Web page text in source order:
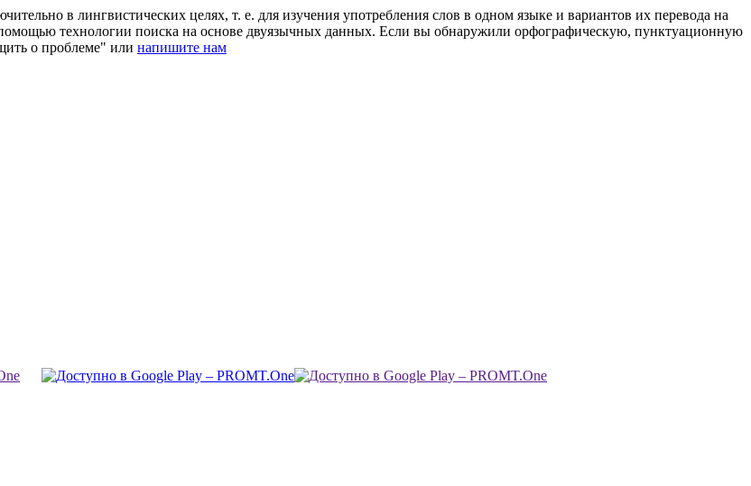
в лингвистических целях, т. е. для изучения употребления слов в одном языке и вариантов их перевода на
технологии поиска на основе двуязычных данных. Если вы обнаружили орфографическую, пунктуационную
о проблеме" или напишите нам